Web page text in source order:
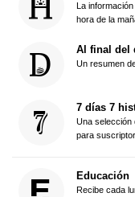
La
hora de la
Al final del
Un resumen
7 días 7
Una selección
para
Educación
Recibe cada